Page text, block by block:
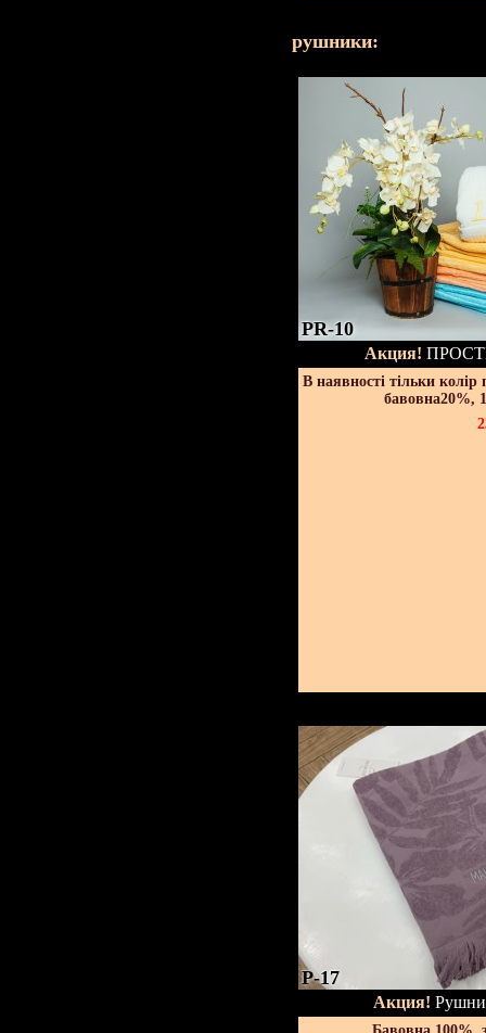
рушники:
PR-10
Акция!
В наявності тільки
бавовна20%,
P-17
Акция!